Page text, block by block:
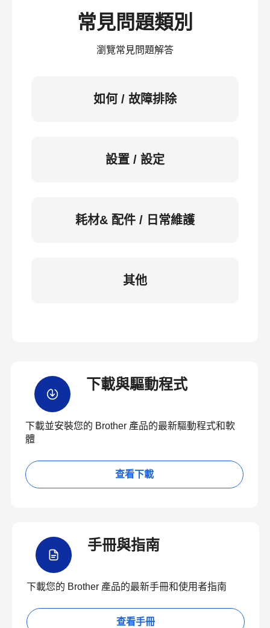
常見問題類別
瀏覽常見問題解答
如何 / 故障排除
設置 / 設定
耗材& 配件 / 日常維護
其他
下載與驅動程式
下載並安裝您的 Brother 產品的最新驅動程式和軟
體
查看下載
手冊與指南
下載您的 Brother 產品的最新手冊和使用者指南
查看手冊